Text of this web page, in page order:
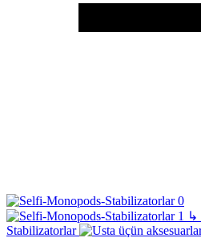
↳
Stabilizatorlar